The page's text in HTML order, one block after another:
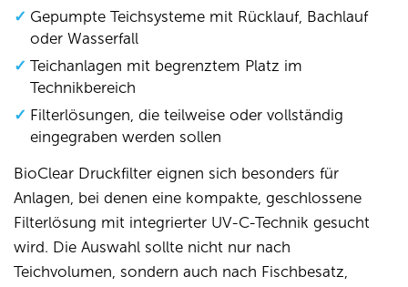
Gepumpte Teichsysteme mit Rücklauf, Bachlauf
oder Wasserfall
Teichanlagen mit begrenztem Platz im
Technikbereich
Filterlösungen, die teilweise oder vollständig
eingegraben werden sollen
BioClear Druckfilter eignen sich besonders für
Anlagen, bei denen eine kompakte, geschlossene
Filterlösung mit integrierter UV-C-Technik gesucht
wird. Die Auswahl sollte nicht nur nach
Teichvolumen, sondern auch nach Fischbesatz,